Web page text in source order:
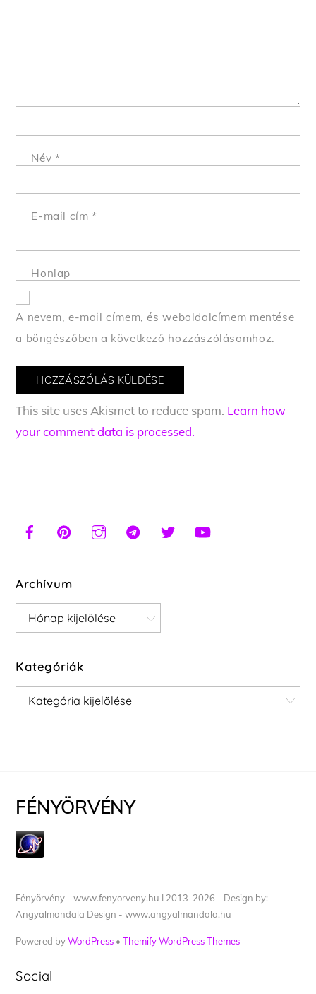
Név *
E-mail cím*
Honlap
A nevem, e-mail címem, és weboldalcímem mentése
a böngészőben a következő hozzászólásomhoz.
This site uses Akismet to reduce spam. Learn how
your comment data is processed.
Archívum
Archívum
Kategóriák
Kategóriák
FÉNYÖRVÉNY
Fényörvény - www.fenyorveny.hu I 2013-2026 - Design by:
Angyalmandala Design - www.angyalmandala.hu
Powered byWordPress •Themify WordPress Themes
Social